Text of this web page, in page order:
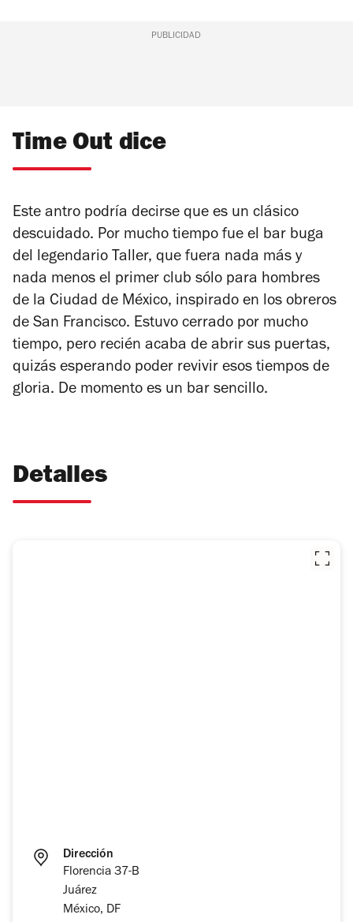
PUBLICIDAD
Time Out dice
Este antro podría decirse que es un clásico
descuidado. Por mucho tiempo fue el bar buga
del legendario Taller, que fuera nada más y
nada menos el primer club sólo para hombres
de la Ciudad de México, inspirado en los obreros
de San Francisco. Estuvo cerrado por mucho
tiempo, pero recién acaba de abrir sus puertas,
quizás esper­ando poder revivir esos tiempos de
gloria. De momento es un bar sencillo.
Detalles
Dirección
Florencia 37-B
Juárez
México, DF